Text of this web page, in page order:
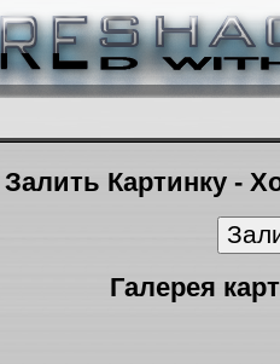
Залить Картинку -
Галерея